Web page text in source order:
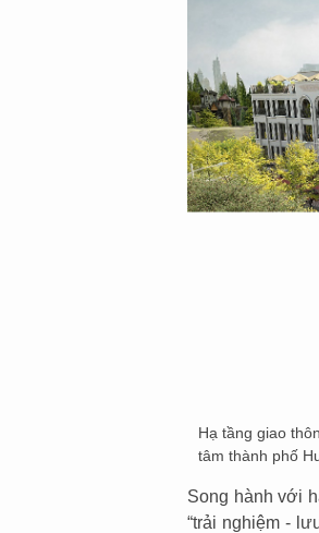
Hạ tầng giao
tâm thành phố
Song hành với
“trải nghiệm -